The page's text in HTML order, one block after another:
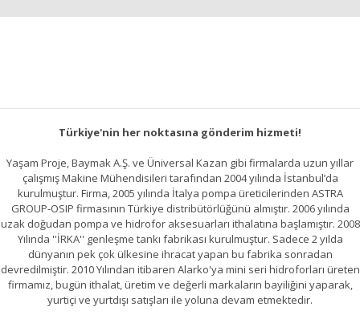
Türkiye'nin her noktasına gönderim hizmeti!
Yaşam Proje, Baymak A.Ş. ve Üniversal Kazan gibi firmalarda uzun yıllar
çalışmış Makine Mühendisileri tarafından 2004 yılında İstanbul’da
kurulmuştur. Firma, 2005 yılında İtalya pompa üreticilerinden ASTRA
GROUP-OSIP firmasının Türkiye distribütörlüğünü almıştır. 2006 yılında
uzak doğudan pompa ve hidrofor aksesuarları ithalatına başlamıştır. 2008
Yılında ''İRKA'' genleşme tankı fabrikası kurulmuştur. Sadece 2 yılda
dünyanın pek çok ülkesine ihracat yapan bu fabrika sonradan
devredilmiştir. 2010 Yılından itibaren Alarko'ya mini seri hidroforları üreten
firmamız, bugün ithalat, üretim ve değerli markaların bayiliğini yaparak,
yurtiçi ve yurtdışı satışları ile yoluna devam etmektedir.